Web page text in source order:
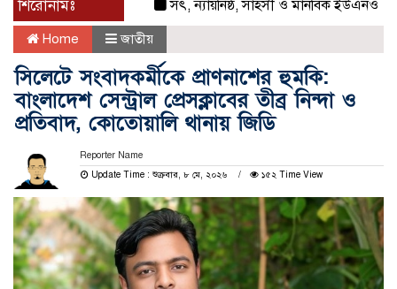
শিরোনামঃ সৎ, ন্যায়নিষ্ঠ, সাহসী ও মানবিক ইউএনও
Home জাতীয়
সিলেটে সংবাদকর্মীকে প্রাণনাশের হুমকি:
বাংলাদেশ সেন্ট্রাল প্রেসক্লাবের তীব্র নিন্দা ও
প্রতিবাদ, কোতোয়ালি থানায় জিডি
Reporter Name
Update Time : শুক্রবার, ৮ মে, ২০২৬
১৫২ Time View